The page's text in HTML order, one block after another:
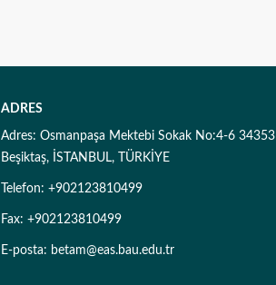
ADRES
Adres: Osmanpaşa Mektebi Sokak No:4-6 34353
Beşiktaş, İSTANBUL, TÜRKİYE
Telefon: +902123810499
Fax: +902123810499
E-posta: betam@eas.bau.edu.tr